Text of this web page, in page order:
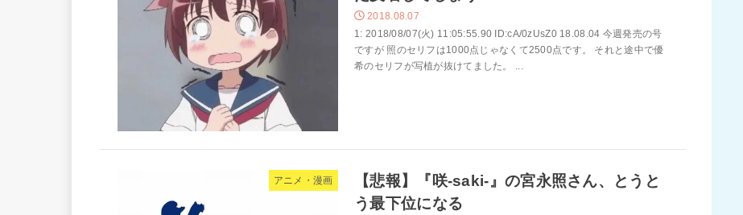
2018.08.07
1: 2018/08/07(火) 11:05:55.90 ID:cA/0zUsZ0 18.08.04 今週発売の号
ですが 照のセリフは1000点じゃなくて2500点です。 それと途中で優
希のセリフが写植が抜けてました。 ...
アニメ・漫画
【悲報】『咲-saki-』の宮永照さん、とうと
う最下位になる